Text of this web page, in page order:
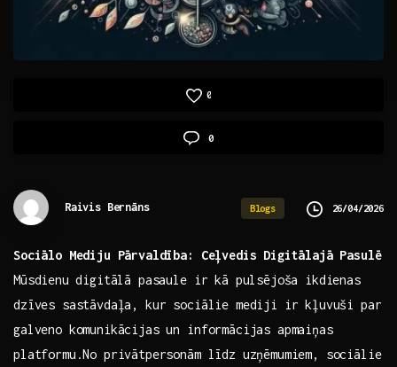
0
0
Raivis Bernāns Blogs 26/04/2026
Sociālo Mediju Pārvaldība: Ceļvedis Digitālajā Pasulē
Mūsdienu ⁣digitālā pasaule ir kā pulsējoša ikdienas
dzīves sastāvdaļa, kur sociālie mediji ir kļuvuši par
‍galveno komunikācijas un informācijas apmaiņas
platformu.No privātpersonām līdz​ uzņēmumiem, sociālie